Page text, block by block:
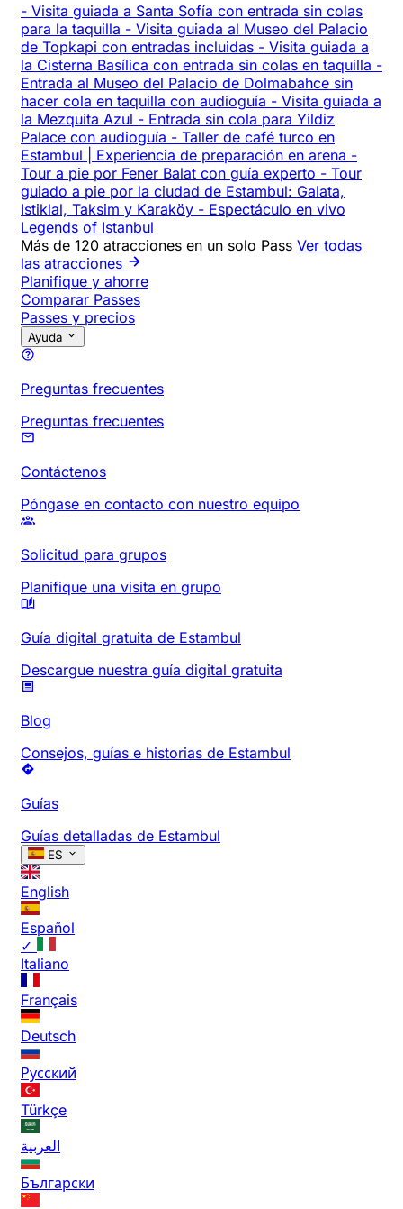
- Visita guiada a Santa Sofía con entrada sin colas
para la taquilla - Visita guiada al Museo del Palacio
de Topkapi con entradas incluidas - Visita guiada a
la Cisterna Basílica con entrada sin colas en taquilla -
Entrada al Museo del Palacio de Dolmabahce sin
hacer cola en taquilla con audioguía - Visita guiada a
la Mezquita Azul - Entrada sin cola para Yildiz
Palace con audioguía - Taller de café turco en
Estambul | Experiencia de preparación en arena -
Tour a pie por Fener Balat con guía experto - Tour
guiado a pie por la ciudad de Estambul: Galata,
Istiklal, Taksim y Karaköy - Espectáculo en vivo
Legends of Istanbul
Más de 120 atracciones en un solo Pass Ver todas
las atracciones
Planifique y ahorre
Comparar Passes
Passes y precios
Ayuda
Preguntas frecuentes
Preguntas frecuentes
Contáctenos
Póngase en contacto con nuestro equipo
Solicitud para grupos
Planifique una visita en grupo
Guía digital gratuita de Estambul
Descargue nuestra guía digital gratuita
Blog
Consejos, guías e historias de Estambul
Guías
Guías detalladas de Estambul
ES
English
Español
✓
Italiano
Français
Deutsch
Русский
Türkçe
العربية
Български